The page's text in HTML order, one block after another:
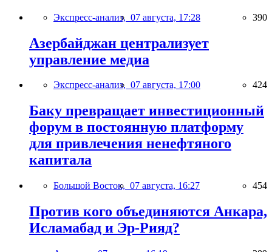
Экспресс-анализ, 07 августа, 17:28 390
Азербайджан централизует
управление медиа
Экспресс-анализ, 07 августа, 17:00 424
Баку превращает инвестиционный
форум в постоянную платформу
для привлечения ненефтяного
капитала
Большой Восток, 07 августа, 16:27 454
Против кого объединяются Анкара,
Исламабад и Эр-Рияд?